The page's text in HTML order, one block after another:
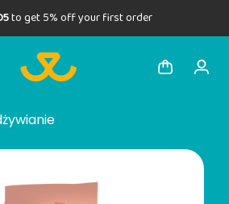
to get 5% off your first order